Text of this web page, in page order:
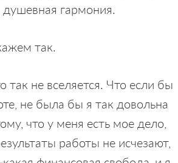
душевная гармония.
так.
так не вселяется. Что если бы
не была бы я так довольна
что у меня есть мое дело,
работы не исчезают,